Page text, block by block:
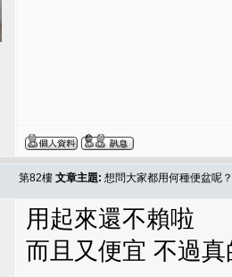
第82樓 文章主題: 想問大家都用何種便盆呢？
用起來還不賴啦
而且又便宜 不過